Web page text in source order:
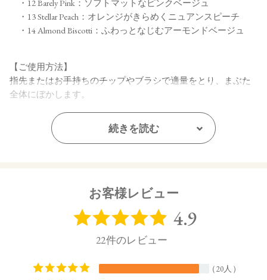
・12 Barely Pink：ソフトマットなピンクベージュ
・13 Stellar Peach：オレンジがきらめくニュアンスピーチ
・14 Almond Biscotti：ふわっとなじむアーモンドベージュ
【ご使用方法】
指先またはお手持ちのチップやブラシで適量をとり、まぶた
全体にぼかします。
【内容量】
酸）グリセリル、ダイマージリノール酸ジ（イソステアリル
テアリン酸Al、セタノール、トコフェロール、水酸化Al、アル
続きを読む
お客様レビュー